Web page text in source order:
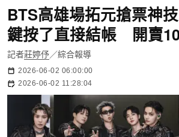
BTS高雄場拓元搶票神
鍵按了直接結帳 開賣
記者莊婷伃／綜合報導
2026-06-02 06:00:00
2026-06-02 11:28:04